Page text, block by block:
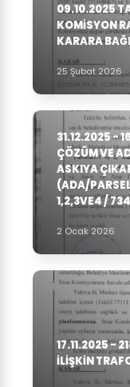
09.10.2025
KOMISYON
KARARA
25 Şubat 2026
31.12.2025 -
ÇÖZÜM VE
ASKIYA
(ADA/
1,2,3VE4 /
2 Ocak 2026
17.11.2025 -
ILIŞKIN